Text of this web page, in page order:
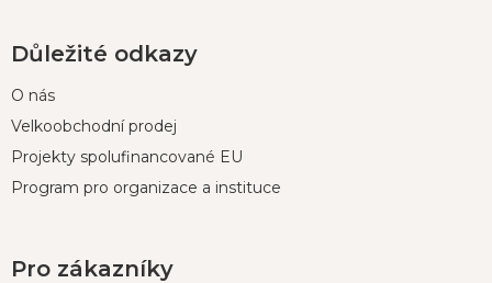
Důležité odkazy
O nás
Velkoobchodní prodej
Projekty spolufinancované EU
Program pro organizace a instituce
Pro zákazníky